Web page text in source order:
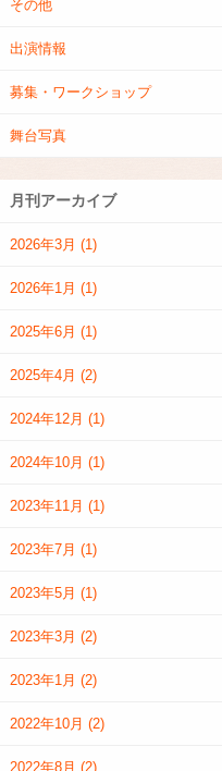
その他
出演情報
募集・ワークショップ
舞台写真
月刊アーカイブ
2026年3月 (1)
2026年1月 (1)
2025年6月 (1)
2025年4月 (2)
2024年12月 (1)
2024年10月 (1)
2023年11月 (1)
2023年7月 (1)
2023年5月 (1)
2023年3月 (2)
2023年1月 (2)
2022年10月 (2)
2022年8月 (2)